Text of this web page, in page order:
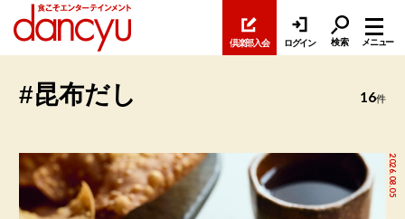
倶楽部入会 ログイン 検索 メニュー
#昆布だし 16件
2026.08.05